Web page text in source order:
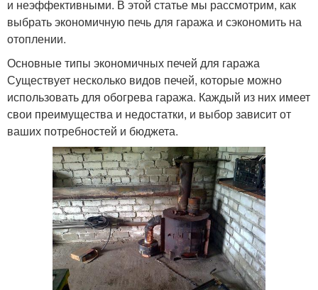
и неэффективными. В этой статье мы рассмотрим, как
выбрать экономичную печь для гаража и сэкономить на
отоплении.
Основные типы экономичных печей для гаража
Существует несколько видов печей, которые можно
использовать для обогрева гаража. Каждый из них имеет
свои преимущества и недостатки, и выбор зависит от
ваших потребностей и бюджета.